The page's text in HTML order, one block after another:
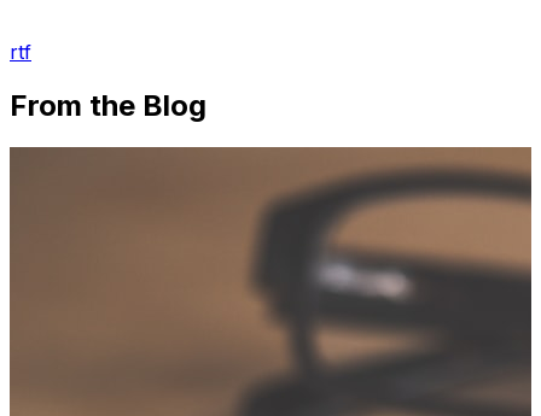
rtf
From the Blog